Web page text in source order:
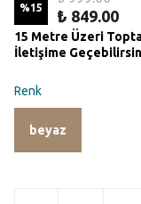
%15 ₺ 849.00
15 Metre Üzeri
İletişime
Renk
beyaz